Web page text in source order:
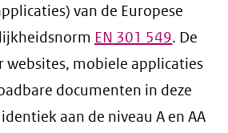
van de Europese
EN 301 549. De
websites, mobiele applicaties
documenten in deze
aan de niveau A en AA